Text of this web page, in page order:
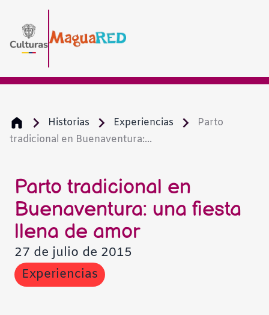
Historias Experiencias
Parto
tradicional en Buenaventura:...
Parto tradicional en
Buenaventura: una fiesta
llena de amor
27 de julio de 2015
Experiencias